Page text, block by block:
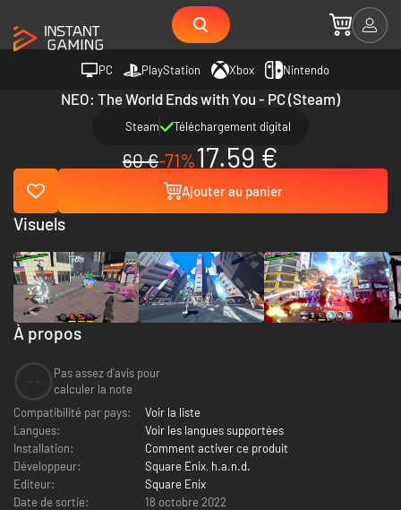
PC PlayStation Xbox Nintendo
NEO: The World Ends with You - PC (Steam)
Steam Téléchargement digital
60 €-71%17.59 €
Ajouter au panier
À propos
Pas assez d'avis pour
calculer la note
Compatibilité par pays:
Voir la liste
Langues:
Voir les langues supportées
Installation:
Comment activer ce produit
Développeur:
Square Enix, h.a.n.d.
Editeur:
Square Enix
Date de sortie:
18 octobre 2022
Visuels